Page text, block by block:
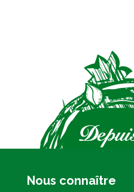
Nous connaître